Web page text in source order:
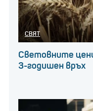
СВЯТ
Световните
3-годишен връх